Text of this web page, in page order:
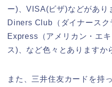
ー)、VISA(ビザ)などがあり
Diners Club（ダイナース
Express（アメリカン・エ
ス)、など色々とありますか
また、三井住友カードを持